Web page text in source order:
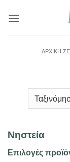
στο
ΑΡΧΙΚΉ
Νηστεία
Επιλογές